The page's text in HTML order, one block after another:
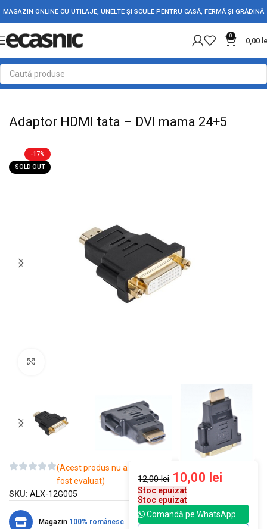
MAGAZIN ONLINE CU UTILAJE, UNELTE ȘI SCULE PENTRU CASĂ, FERMĂ ȘI GRĂDINĂ
0
0,00
Prima pagină Electrice Adaptori Conectori & Mufe
Adaptor HDMI tata – DVI mama 24+5
-17%
SOLD OUT
(Acest produs nu a
fost evaluat)
SKU: ALX-12G005
Magazin 100% românesc.
12,00lei 10,00 lei
Stoc epuizat
Stoc epuizat
Comandă pe WhatsApp